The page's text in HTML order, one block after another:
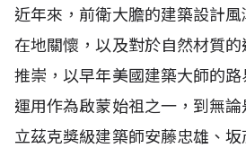
近年來，前衛大膽的建築設計
在地關懷，以及對於自然材質
推崇，以早年美國建築大師的
運用作為啟蒙始祖之一，到無
立茲克獎級建築師安藤忠雄、